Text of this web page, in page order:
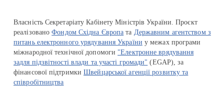
Власність Секретаріату Кабінету Міністрів України. Проєкт
реалізованоФондом Східна Європа та Державним агентством з
питань електронного урядування України у межах програми
міжнародної технічної допомоги "Електронне врядування
задля підзвітності влади та участі громади" (EGAP), за
фінансової підтримкиШвейцарської агенції розвитку та
співробітництва